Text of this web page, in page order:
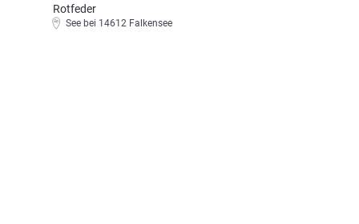
Rotfeder
See bei 14612 Falkensee